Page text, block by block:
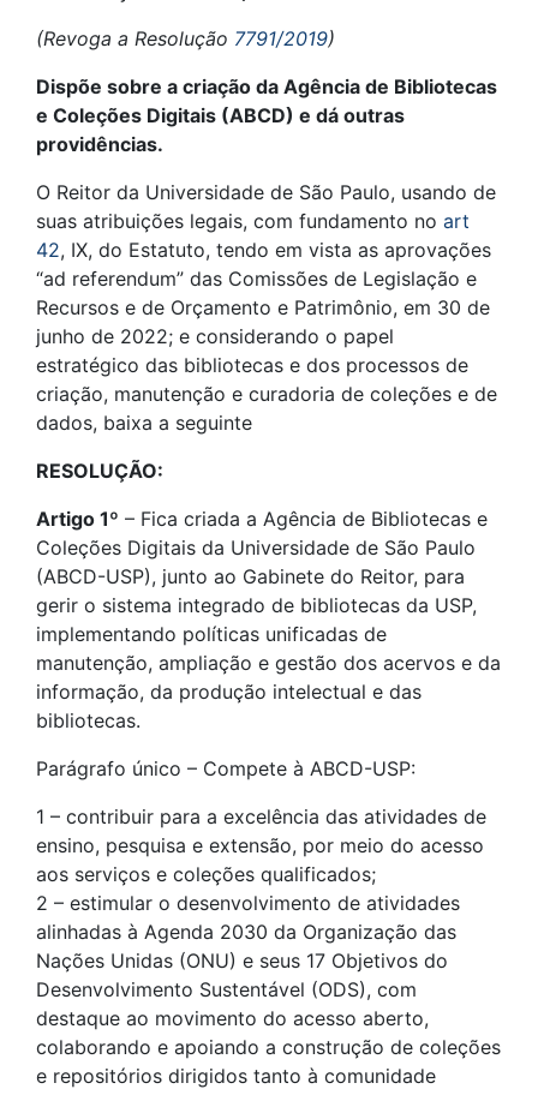
(Revoga a Resolução 7791/2019)
Dispõe sobre a criação da Agência de Bibliotecas
e Coleções Digitais (ABCD) e dá outras
providências.
O Reitor da Universidade de São Paulo, usando de
suas atribuições legais, com fundamento no art
42, IX, do Estatuto, tendo em vista as aprovações
“ad referendum” das Comissões de Legislação e
Recursos e de Orçamento e Patrimônio, em 30 de
junho de 2022; e considerando o papel
estratégico das bibliotecas e dos processos de
criação, manutenção e curadoria de coleções e de
dados, baixa a seguinte
RESOLUÇÃO:
Artigo 1º – Fica criada a Agência de Bibliotecas e
Coleções Digitais da Universidade de São Paulo
(ABCD-USP), junto ao Gabinete do Reitor, para
gerir o sistema integrado de bibliotecas da USP,
implementando políticas unificadas de
manutenção, ampliação e gestão dos acervos e da
informação, da produção intelectual e das
bibliotecas.
Parágrafo único – Compete à ABCD-USP:
1 – contribuir para a excelência das atividades de
ensino, pesquisa e extensão, por meio do acesso
aos serviços e coleções qualificados;
2 – estimular o desenvolvimento de atividades
alinhadas à Agenda 2030 da Organização das
Nações Unidas (ONU) e seus 17 Objetivos do
Desenvolvimento Sustentável (ODS), com
destaque ao movimento do acesso aberto,
colaborando e apoiando a construção de coleções
e repositórios dirigidos tanto à comunidade